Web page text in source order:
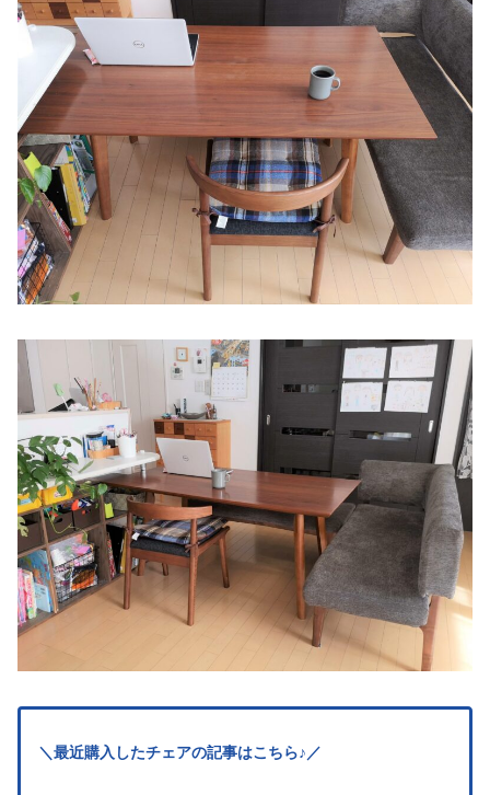
＼最近購入したチェアの記事はこちら♪／